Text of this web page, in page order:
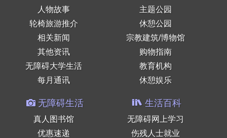
人物故事
轮椅旅游推介
相关新闻
其他资讯
无障碍大学生活
每月通讯
主题公园
休憩公园
宗教建筑/博物馆
购物指南
教育机构
休憩娱乐
无障碍生活
真人图书馆
优惠速递
生活百科
无障碍网上学习
伤残人士就业